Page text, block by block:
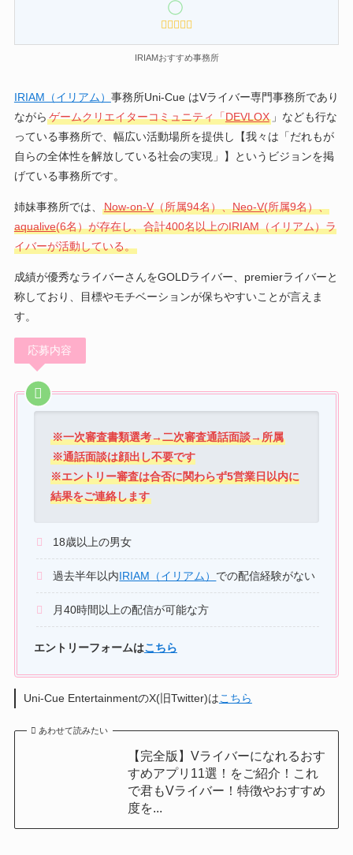
IRIAMおすすめ事務所
IRIAM（イリアム） 事務所Uni-Cue はVライバー専門事務所であり
ながら ゲームクリエイターコミュニティ「DEVLOX」なども行な
っている事務所で、幅広い活動場所を提供し【我々は「だれもが
自らの全体性を解放している社会の実現」】というビジョンを掲
げている事務所です。
姉妹事務所では、 Now-on-V（所属94名）、Neo-V(所属9名）、
aqualive(6名）が存在し、合計400名以上のIRIAM（イリアム）ラ
イバーが活動している。
成績が優秀なライバーさんをGOLDライバー、premierライバーと
称しており、目標やモチベーションが保ちやすいことが言えま
す。
応募内容
※一次審査書類選考→二次審査通話面談→所属
※通話面談は顔出し不要です
※エントリー審査は合否に関わらず5営業日以内に
結果をご連絡します
18歳以上の男女
過去半年以内IRIAM（イリアム） での配信経験がない
月40時間以上の配信が可能な方
エントリーフォームはこちら
Uni-Cue EntertainmentのX(旧Twitter)はこちら
あわせて読みたい
【完全版】Vライバーになれるおす
すめアプリ11選！をご紹介！これ
で君もVライバー！特徴やおすすめ
度を...